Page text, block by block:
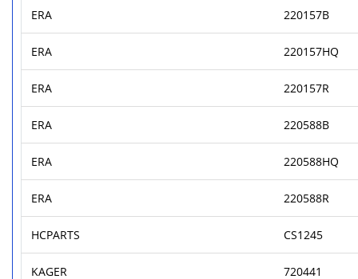
ERA 220157B
ERA 220157HQ
ERA 220157R
ERA 220588B
ERA 220588HQ
ERA 220588R
HCPARTS CS1245
KAGER 720441